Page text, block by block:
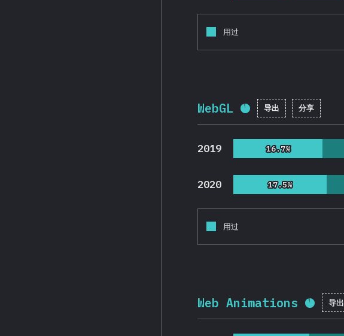
用过
WebGL 完成率: 92.2 %
导出 分享
2019 16.7%
16.7%
2020 17.5%
17.5%
用过
Web Animations 完成率:
导出